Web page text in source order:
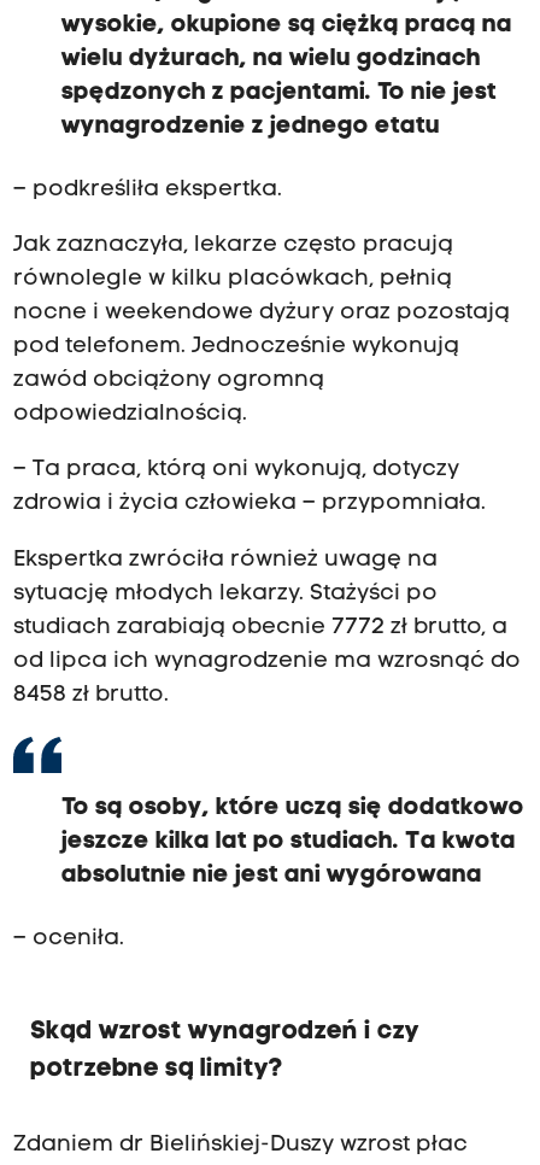
wysokie, okupione są ciężką pracą na
wielu dyżurach, na wielu godzinach
spędzonych z pacjentami. To nie jest
wynagrodzenie z jednego etatu
– podkreśliła ekspertka.
Jak zaznaczyła, lekarze często pracują
równolegle w kilku placówkach, pełnią
nocne i weekendowe dyżury oraz pozostają
pod telefonem. Jednocześnie wykonują
zawód obciążony ogromną
odpowiedzialnością.
– Ta praca, którą oni wykonują, dotyczy
zdrowia i życia człowieka – przypomniała.
Ekspertka zwróciła również uwagę na
sytuację młodych lekarzy. Stażyści po
studiach zarabiają obecnie 7772 zł brutto, a
od lipca ich wynagrodzenie ma wzrosnąć do
8458 zł brutto.
To są osoby, które uczą się dodatkowo
jeszcze kilka lat po studiach. Ta kwota
absolutnie nie jest ani wygórowana
– oceniła.
Skąd wzrost wynagrodzeń i czy
potrzebne są limity?
Zdaniem dr Bielińskiej-Duszy wzrost płac